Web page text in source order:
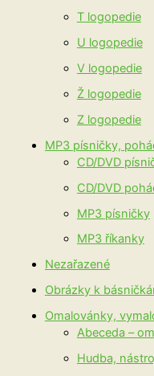
T logopedie
U logopedie
V logopedie
Ž logopedie
Z logopedie
MP3 písničky,
CD/DVD
CD/DVD
MP3 písničky
MP3 říkanky
Nezařazené
Obrázky k
Omalovánky,
Abeceda –
Hudba,